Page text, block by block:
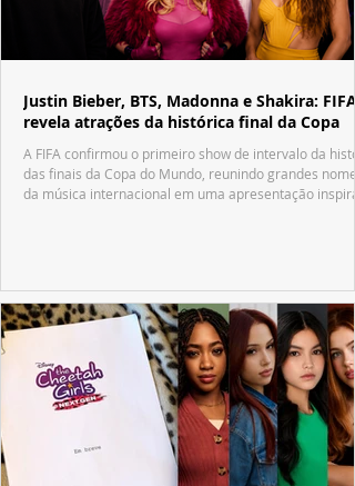
Justin Bieber, BTS, Madonna e Shakira: FIFA
revela atrações da histórica final da Copa
A FIFA confirmou o primeiro show de intervalo da
das finais da Copa do Mundo, reunindo grandes nomes
da música internacional em uma apresentação